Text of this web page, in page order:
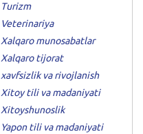
Turizm
Veterinariya
Xalqaro munosabatlar
Xalqaro tijorat
xavfsizlik va rivojlanish
Xitoy tili va madaniyati
Xitoyshunoslik
Yapon tili va madaniyati